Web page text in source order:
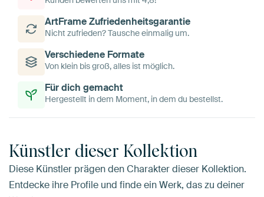
ArtFrame Zufriedenheitsgarantie
Nicht zufrieden? Tausche einmalig um.
Verschiedene Formate
Von klein bis groß, alles ist möglich.
Für dich gemacht
Hergestellt in dem Moment, in dem du bestellst.
Künstler dieser Kollektion
Diese Künstler prägen den Charakter dieser Kollektion.
Entdecke ihre Profile und finde ein Werk, das zu deiner